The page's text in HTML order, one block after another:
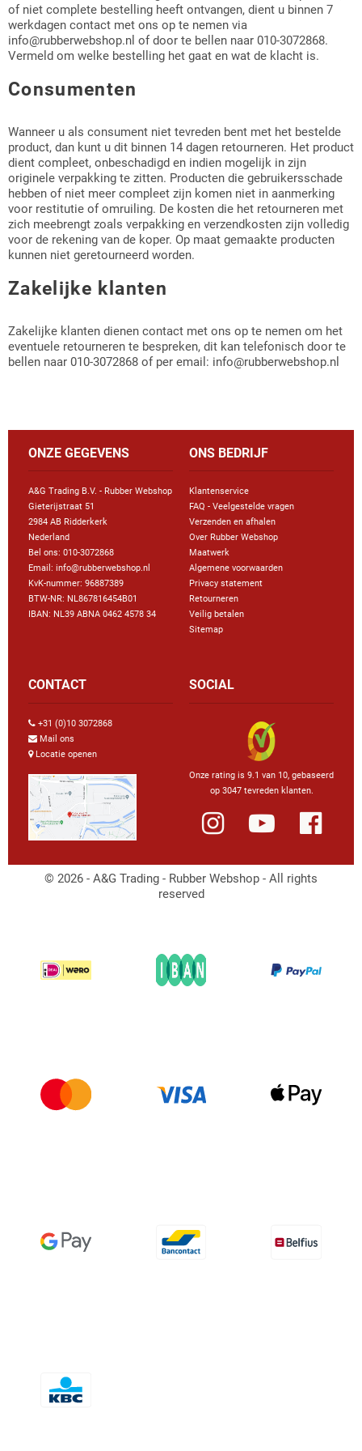
Breedribloper
Hamerslagloper
Granulaatloper
Kabelmatten
Montage Lijm / Kit Polymeer
Veelgestelde vragen voor rubber
vloeren
workout
Fysio en medische centrum puzzel
Fitnessmatten voor thuis
Crossfit
Vechtsport tegels
Laadvloermat doe-het-zelf
Laadvloermatten pasvorm
Rubber voor personenautos
Stootprofielen (fenderprofielen)
Glaswagenprofielen
Rubber rond snoeren
Rubber rechthoekig snoeren
Rubberband
H Profielen
P profielen
Luikenpakking
Celrubberplaat EPDM - 100cm
breedt - Dikte van 1mm t/m 10mm
Celrubberplaat EPDM - 100cm
breedt - Dikte van 12mm t/m 50mm
Celrubberplaat Neopreen CR -
100cm breedt - Dikte van 1mm t/m
10mm
Celrubberplaat Neopreen CR -
100cm breedt - Dikte van 12mm t/m
50mm
PVC Slangen met inlage
Radiateurslangen
Laboratoriumslangen
Afvoerslangen
Levensmiddelenslangen
EPDM rubber slang
Plaatrubber EPDM Zwart
Plaatrubber NBR Nitril
Plaatrubber EPDM wit
levensmiddelen voedingskwaliteit
Messing Mof
Messing T stuk
Messing afdichtstop
Dubbelzijdig tape
Contactlijm
Secondelijm
elastosil
Lijm voor sportvloeren / kunstgras
O-ringen
Schoonmaakmiddel
of niet complete bestelling heeft ontvangen, dient u binnen 7
werkdagen contact met ons op te nemen via
info@rubberwebshop.nl of door te bellen naar 010-3072868.
Vermeld om welke bestelling het gaat en wat de klacht is.
Consumenten
Wanneer u als consument niet tevreden bent met het bestelde
product, dan kunt u dit binnen 14 dagen retourneren. Het product
dient compleet, onbeschadigd en indien mogelijk in zijn
originele verpakking te zitten. Producten die gebruikersschade
hebben of niet meer compleet zijn komen niet in aanmerking
voor restitutie of omruiling. De kosten die het retourneren met
zich meebrengt zoals verpakking en verzendkosten zijn volledig
voor de rekening van de koper. Op maat gemaakte producten
kunnen niet geretourneerd worden.
Zakelijke klanten
Zakelijke klanten dienen contact met ons op te nemen om het
eventuele retourneren te bespreken, dit kan telefonisch door te
bellen naar 010-3072868 of per email: info@rubberwebshop.nl
ONZE GEGEVENS
A&G Trading B.V. - Rubber Webshop
Gieterijstraat 51
2984 AB Ridderkerk
Nederland
Bel ons: 010-3072868
Email: info@rubberwebshop.nl
KvK-nummer: 96887389
BTW-NR: NL867816454B01
IBAN: NL39 ABNA 0462 4578 34
ONS BEDRIJF
Klantenservice
FAQ - Veelgestelde vragen
Verzenden en afhalen
Over Rubber Webshop
Maatwerk
Algemene voorwaarden
Privacy statement
Retourneren
Veilig betalen
Sitemap
CONTACT
+31 (0)10 3072868
Mail ons
Locatie openen
SOCIAL
Onze rating is 9.1 van 10, gebaseerd
op 3047 tevreden klanten.
© 2026 - A&G Trading - Rubber Webshop - All rights
reserved